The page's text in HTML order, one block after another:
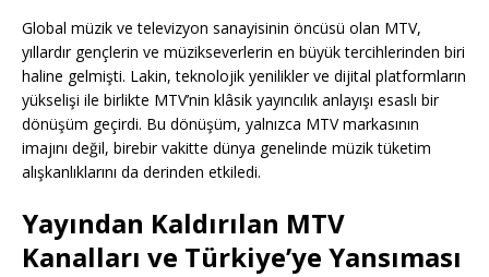
Global müzik ve televizyon sanayisinin öncüsü olan MTV,
yıllardır gençlerin ve müzikseverlerin en büyük tercihlerinden biri
haline gelmişti. Lakin, teknolojik yenilikler ve dijital platformların
yükselişi ile birlikte MTV’nin klâsik yayıncılık anlayışı esaslı bir
dönüşüm geçirdi. Bu dönüşüm, yalnızca MTV markasının
imajını değil, birebir vakitte dünya genelinde müzik tüketim
alışkanlıklarını da derinden etkiledi.
Yayından Kaldırılan MTV
Kanalları ve Türkiye’ye Yansıması